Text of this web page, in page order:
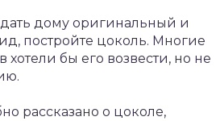
дому оригинальный и
постройте цоколь. Многие
хотели бы его возвести, но не
рассказано о цоколе,